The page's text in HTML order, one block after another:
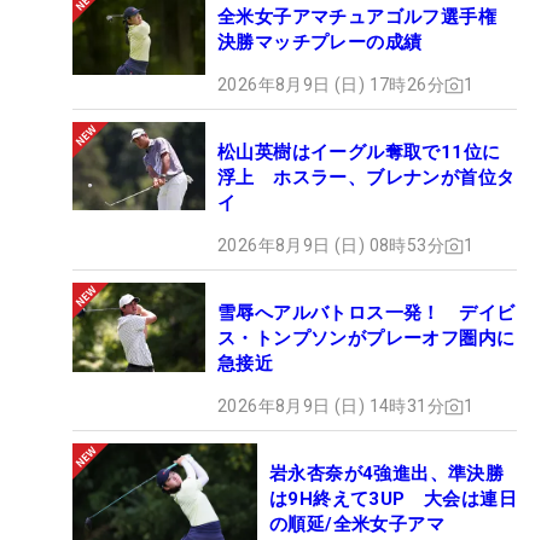
全米女子アマチュアゴルフ選手権
決勝マッチプレーの成績
2026年8月9日 (日) 17時26分 1
松山英樹はイーグル奪取で11位に
浮上 ホスラー、ブレナンが首位タ
イ
2026年8月9日 (日) 08時53分 1
雪辱へアルバトロス一発！ デイビ
ス・トンプソンがプレーオフ圏内に
急接近
2026年8月9日 (日) 14時31分 1
岩永杏奈が4強進出、準決勝
は9H終えて3UP 大会は連日
の順延/全米女子アマ